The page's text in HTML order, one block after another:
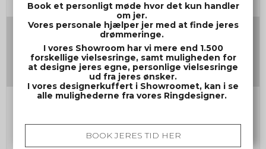
Gravering damering
(Max 30 tegn inkl mellemrum og evt. symbol)
Gravering herrering
Book et personligt møde hvor det kun handler
om jer.
Vores personale hjælper jer med at finde jeres
drømmeringe.
I vores Showroom har vi mere end 1.500
forskellige vielsesringe, samt muligheden for
at designe jeres egne, personlige vielsesringe
ud fra jeres ønsker.
I vores designerkuffert i Showroomet, kan i se
alle mulighederne fra vores Ringdesigner.
BOOK JERES TID HER